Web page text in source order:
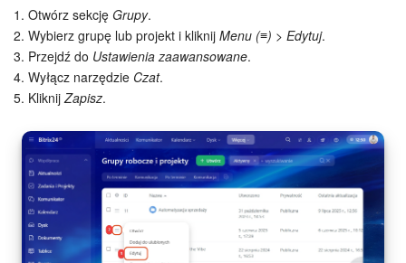
1. Otwórz sekcję Grupy.
2. Wybierz grupę lub projekt i kliknij Menu (≡) > Edytuj.
3. Przejdź do Ustawienia zaawansowane.
4. Wyłącz narzędzie Czat.
5. KliknijZapisz.